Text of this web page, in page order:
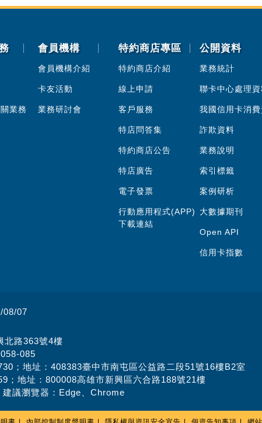
業務
會員機構
會員機構介紹
卡友活動
業務研討會
特約商店專區
特約商店介紹
線上申請
客戶服務
特店問答集
特約商店公告
特店廣告
電子發票
行動應用程式(APP)
下載連結
公開資料
業務統計
聯卡中心處理資
我國信用卡消
詐欺資料
業務說明
索引標籤
案例研析
大數據期刊
Open API
信用卡指數
08/07
北路363號4樓
085
；地址：408383臺中市南屯區公益路二段51號16樓B2室
；地址：800008高雄市新興區六合路188號21樓
議瀏覽器：Edge、Chrome